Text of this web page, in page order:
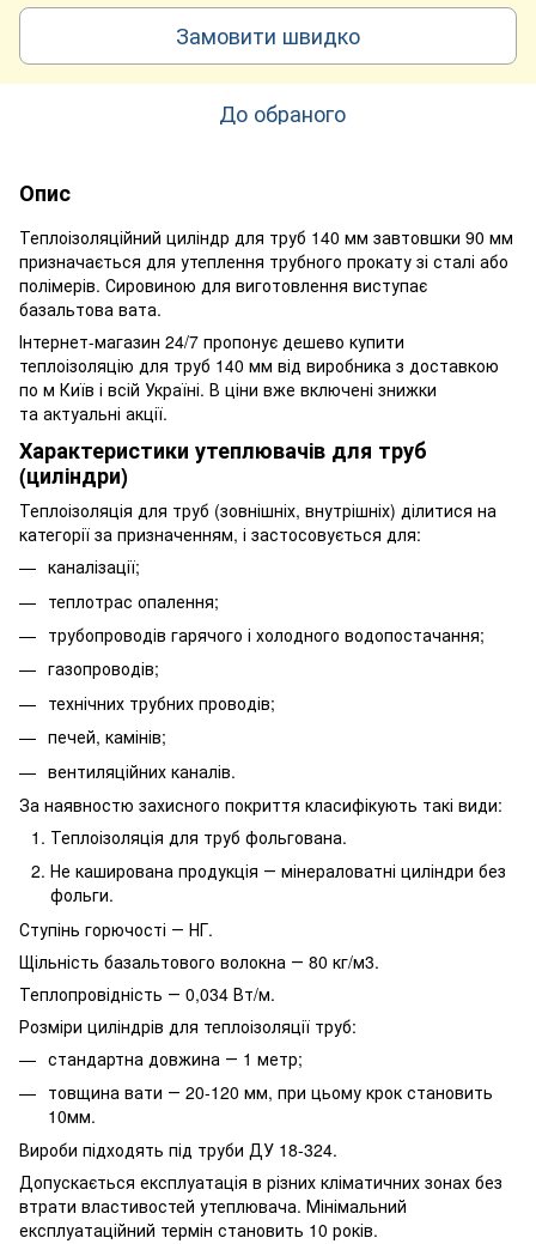
Замовити швидко
До обраного
Опис
Теплоізоляційний циліндр для труб 140 мм завтовшки 90 мм
призначається для утеплення трубного прокату зі сталі або
полімерів. Сировиною для виготовлення виступає
базальтова вата.
Інтернет-магазин 24/7 пропонує дешево купити
теплоізоляцію для труб 140 мм від виробника з доставкою
по м Київ і всій Україні. В ціни вже включені знижки
та актуальні акції.
Характеристики утеплювачів для труб
(циліндри)
Теплоізоляція для труб (зовнішніх, внутрішніх) ділитися на
категорії за призначенням, і застосовується для:
каналізації;
теплотрас опалення;
трубопроводів гарячого і холодного водопостачання;
газопроводів;
технічних трубних проводів;
печей, камінів;
вентиляційних каналів.
За наявностю захисного покриття класифікують такі види:
Теплоізоляція для труб фольгована.
Не каширована продукція ― мінераловатні циліндри без
фольги.
Ступінь горючості ― НГ.
Щільність базальтового волокна ― 80 кг/м3.
Теплопровідність ― 0,034 Вт/м.
Розміри циліндрів для теплоізоляції труб:
стандартна довжина ― 1 метр;
товщина вати ― 20-120 мм, при цьому крок становить
10мм.
Вироби підходять під труби ДУ 18-324.
Допускається експлуатація в різних кліматичних зонах без
втрати властивостей утеплювача. Мінімальний
експлуатаційний термін становить 10 років.